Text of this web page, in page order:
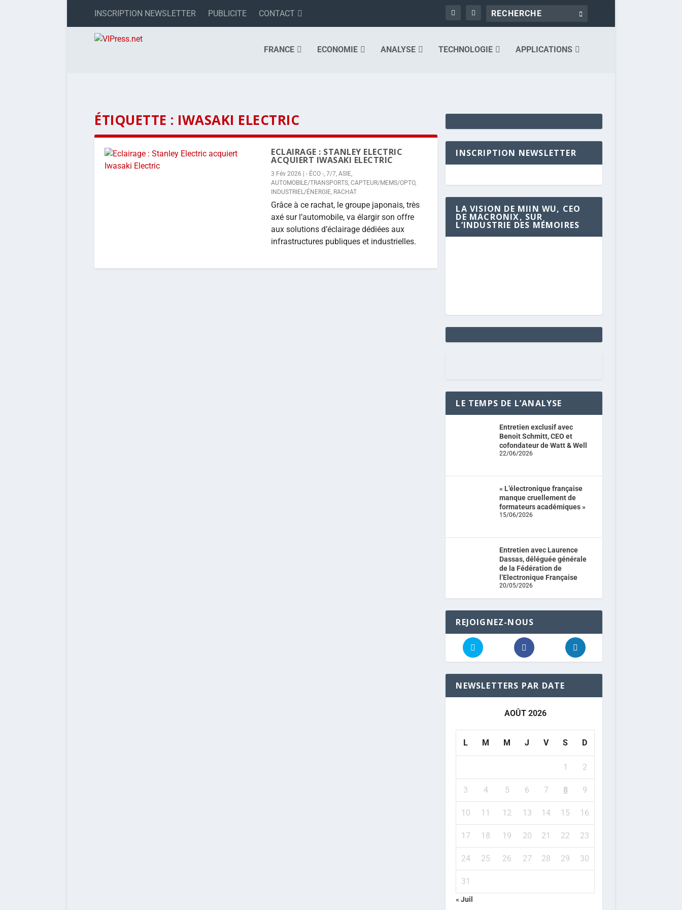
INSCRIPTION NEWSLETTER PUBLICITE CONTACT
FRANCE ECONOMIE ANALYSE TECHNOLOGIE APPLICATIONS
ÉTIQUETTE : IWASAKI ELECTRIC
ECLAIRAGE : STANLEY ELECTRIC
ACQUIERT IWASAKI ELECTRIC
3 Fév 2026 |- ÉCO -,7/7,ASIE,
AUTOMOBILE/TRANSPORTS,CAPTEUR/MEMS/OPTO,
INDUSTRIEL/ÉNERGIE, RACHAT
Grâce à ce rachat, le groupe japonais, très
axé sur l’automobile, va élargir son offre
aux solutions d’éclairage dédiées aux
infrastructures publiques et industrielles.
INSCRIPTION NEWSLETTER
LA VISION DE MIIN WU, CEO
DE MACRONIX, SUR
L’INDUSTRIE DES MÉMOIRES
LE TEMPS DE L’ANALYSE
Entretien exclusif avec
Benoit Schmitt, CEO et
cofondateur de Watt & Well
22/06/2026
« L’électronique française
manque cruellement de
formateurs académiques »
15/06/2026
Entretien avec Laurence
Dassas, déléguée générale
de la Fédération de
l’Electronique Française
20/05/2026
REJOIGNEZ-NOUS
NEWSLETTERS PAR DATE
AOÛT 2026
L M M J V S D
1 2
3 4 5 6 7 8 9
10 11 12 13 14 15 16
17 18 19 20 21 22 23
24 25 26 27 28 29 30
31
« Juil